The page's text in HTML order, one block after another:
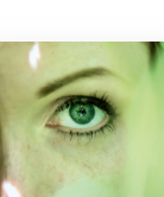
De